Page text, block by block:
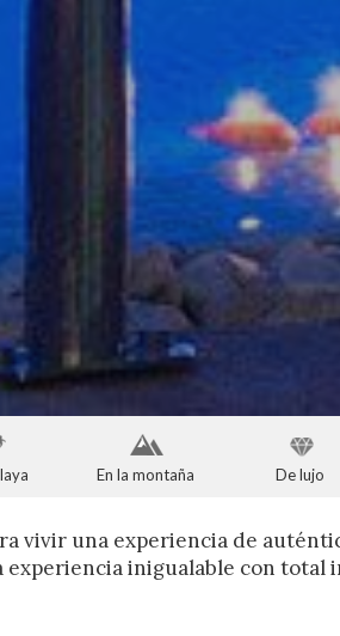
En la montaña De lujo
vivir una experiencia de
inigualable con total